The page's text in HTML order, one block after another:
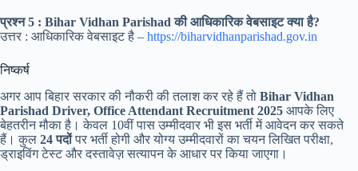
प्रश्न 5 : Bihar Vidhan Parishad की आधिकारिक वेबसाइट क्या है?
उत्तर : आधिकारिक वेबसाइट है – https://biharvidhanparishad.gov.in
निष्कर्ष
अगर आप बिहार सरकार की नौकरी की तलाश कर रहे हैं तो Bihar Vidhan
Parishad Driver, Office Attendant Recruitment 2025 आपके लिए
बेहतरीन मौका है। केवल 10वीं पास उम्मीदवार भी इस भर्ती में आवेदन कर सकते
हैं। कुल 24 पदोंपर भर्ती होगी और योग्य उम्मीदवारों का चयन लिखित परीक्षा,
ड्राइविंग टेस्ट और दस्तावेज़ सत्यापन के आधार पर किया जाएगा।